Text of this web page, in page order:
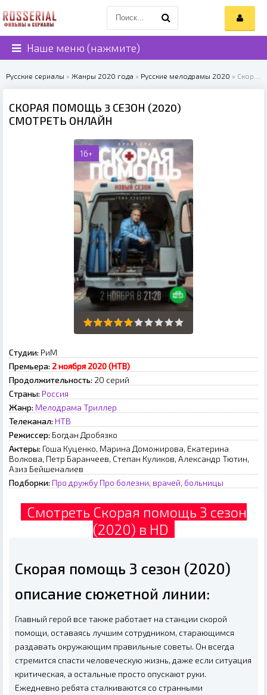
Наше меню (нажмите)
Русские сериалы » Жанры 2020 года » Русские мелодрамы 2020 » Скорая помощь 3 сезон (2020)
СКОРАЯ ПОМОЩЬ 3 СЕЗОН (2020)
СМОТРЕТЬ ОНЛАЙН
16+
Студии: РиМ
Премьера: 2 ноября 2020 (НТВ)
Продолжительность: 20 серий
Страны: Россия
Жанр: Мелодрама Триллер
Телеканал: НТВ
Режиссер: Богдан Дробязко
Актеры: Гоша Куценко, Марина Доможирова, Екатерина
Волкова, Петр Баранчеев, Степан Куликов, Александр Тютин,
Азиз Бейшеналиев
Подборки: Про дружбу Про болезни, врачей, больницы
Смотреть Скорая помощь 3 сезон
(2020) в HD
Скорая помощь 3 сезон (2020)
описание сюжетной линии:
Главный герой все также работает на станции скорой
помощи, оставаясь лучшим сотрудником, старающимся
раздавать окружающим правильные советы. Он всегда
стремится спасти человеческую жизнь, даже если ситуация
критическая, а остальные просто опускают руки.
Ежедневно ребята сталкиваются со странными